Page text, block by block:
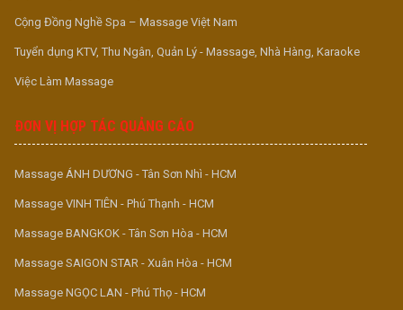
Cộng Đồng Nghề Spa – Massage Việt Nam
Tuyển dụng KTV, Thu Ngân, Quản Lý - Massage, Nhà Hàng, Karaoke
Việc Làm Massage
ĐƠN VỊ HỢP TÁC QUẢNG CÁO
Massage ÁNH DƯƠNG - Tân Sơn Nhì - HCM
Massage VINH TIÊN - Phú Thạnh - HCM
Massage BANGKOK - Tân Sơn Hòa - HCM
Massage SAIGON STAR - Xuân Hòa - HCM
Massage NGỌC LAN - Phú Thọ - HCM